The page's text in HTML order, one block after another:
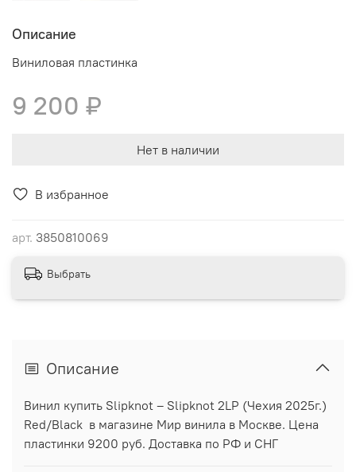
В избранное
арт. 3850810069
Описание
Виниловая пластинка
9 200 ₽
Нет в наличии
Выбрать
Описание
Винил купить Slipknot ‎– Slipknot 2LP (Чехия 2025г.)
Red/Black в магазине Мир винила в Москве. Цена
пластинки 9200 руб. Доставка по РФ и СНГ